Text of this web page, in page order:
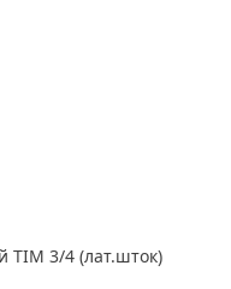
TIM 3/4 (лат.шток)